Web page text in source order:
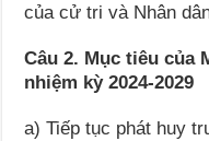
của cử tri và Nhân
Câu 2. Mục tiêu của
nhiệm kỳ 2024-2029
a) Tiếp tục phát huy